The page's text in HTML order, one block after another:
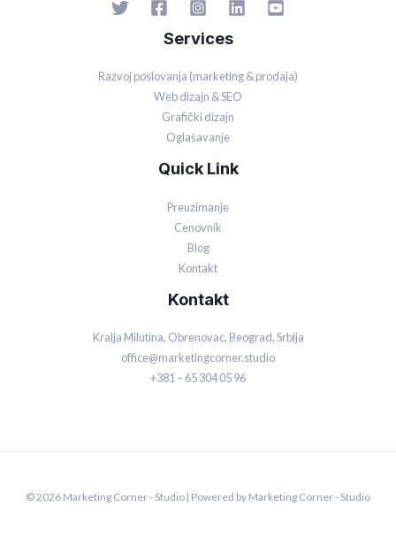
Services
Razvoj poslovanja (marketing & prodaja)
Web dizajn & SEO
Grafički dizajn
Oglašavanje
Quick Link
Preuzimanje
Cenovnik
Blog
Kontakt
Kontakt
Kralja Milutina, Obrenovac, Beograd, Srbija
office@marketingcorner.studio
+381 – 65 304 05 96
© 2026 Marketing Corner - Studio | Powered by Marketing Corner - Studio